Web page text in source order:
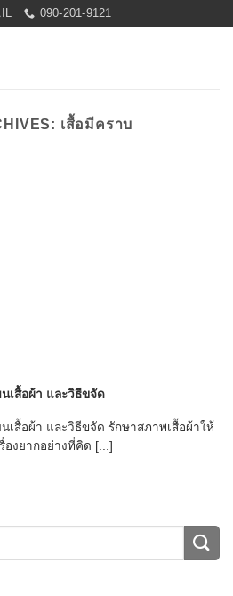
090-201-9121
เสื้อมีคราบ
เสื้อผ้า และวิธีขจัด
เสื้อผ้า และวิธีขจัด รักษาสภาพเสื้อผ้าให้
องยากอย่างที่คิด [...]